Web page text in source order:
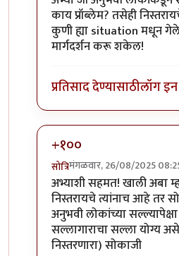
काय प्रॉब्लेम? तसेही
कुणी ह्या situation मधून
मार्गदर्शन करू शकेल!
प्रतिसाद देण्यासाठीलॉग
+१००
सोत्रिमंगळवार, 26/08/2025
In reply toबघा बाबाby
अभ्याशी सहमत! खाली अबा
निस्तरायचे त्यांनाच आहे तर
अनुभवी लोकांच्या
सल्लागाराचा सल्ला योग्य
निस्तरणारा) सोकाजी